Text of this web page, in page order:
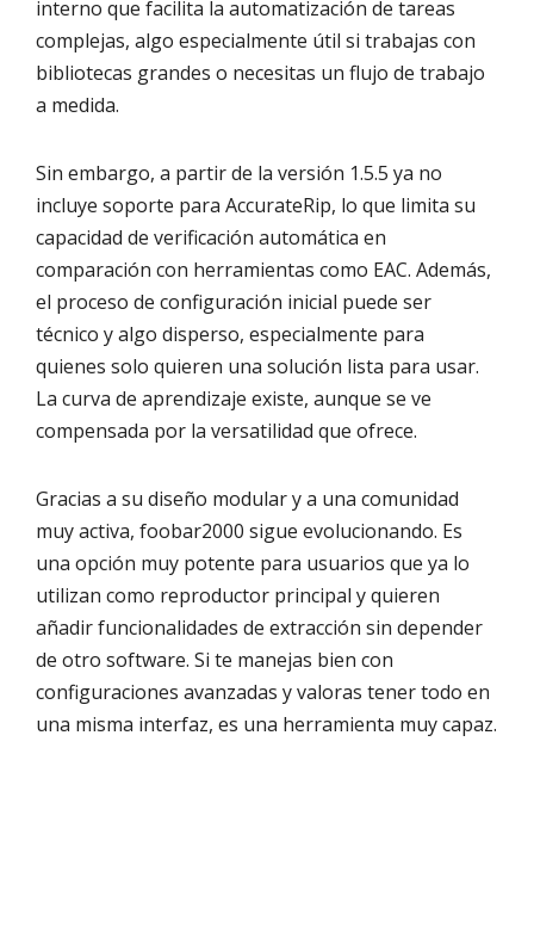
interno que facilita la automatización de tareas
complejas, algo especialmente útil si trabajas con
bibliotecas grandes o necesitas un flujo de trabajo
a medida.
Sin embargo, a partir de la versión 1.5.5 ya no
incluye soporte para AccurateRip, lo que limita su
capacidad de verificación automática en
comparación con herramientas como EAC. Además,
el proceso de configuración inicial puede ser
técnico y algo disperso, especialmente para
quienes solo quieren una solución lista para usar.
La curva de aprendizaje existe, aunque se ve
compensada por la versatilidad que ofrece.
Gracias a su diseño modular y a una comunidad
muy activa, foobar2000 sigue evolucionando. Es
una opción muy potente para usuarios que ya lo
utilizan como reproductor principal y quieren
añadir funcionalidades de extracción sin depender
de otro software. Si te manejas bien con
configuraciones avanzadas y valoras tener todo en
una misma interfaz, es una herramienta muy capaz.